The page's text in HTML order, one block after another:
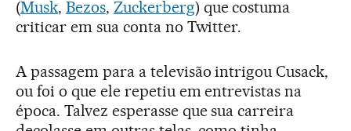
(Musk, Bezos, Zuckerberg) que costuma
criticar em sua conta no Twitter.
A passagem para a televisão intrigou Cusack,
ou foi o que ele repetiu em entrevistas na
época. Talvez esperasse que sua carreira